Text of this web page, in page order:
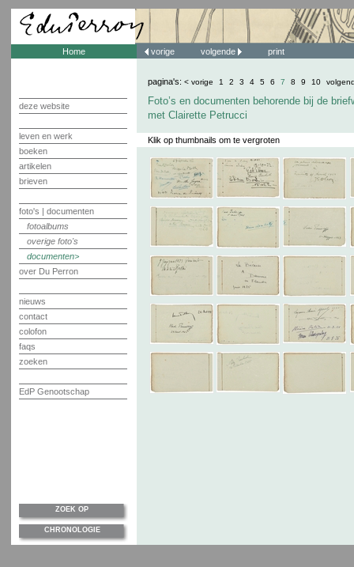
Home
deze website
leven en werk
boeken
artikelen
brieven
foto's | documenten
fotoalbums
overige foto's
documenten
over Du Perron
nieuws
contact
colofon
faqs
zoeken
EdP Genootschap
vorige volgende print
pagina's: < vorige 1 2 3 4 5 6 7 8 9 10
Foto’s en documenten behorende bij de
met Clairette Petrucci
Klik op thumbnails om te vergroten
ZOEK OP
CHRONOLOGIE